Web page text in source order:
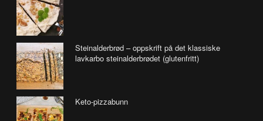
Steinalderbrød – oppskrift på det klassiske
lavkarbo steinalderbrødet (glutenfritt)
Keto-pizzabunn